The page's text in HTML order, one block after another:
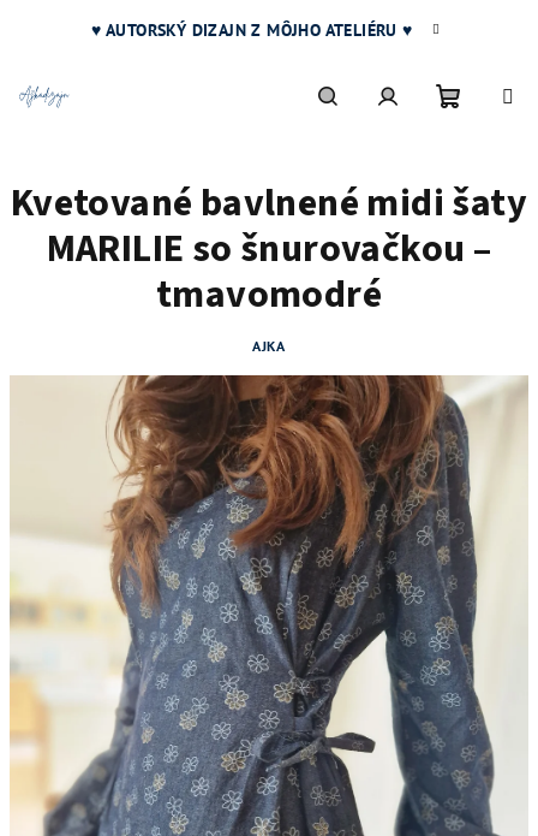
♥ AUTORSKÝ DIZAJN Z MÔJHO ATELIÉRU ♥
košík
Kvetované bavlnené midi šaty
MARILIE so šnurovačkou –
tmavomodré
AJKA